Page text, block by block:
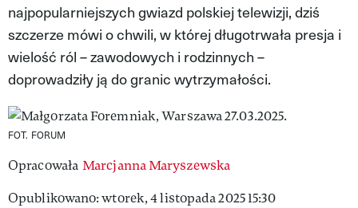
najpopularniejszych gwiazd polskiej telewizji, dziś
szczerze mówi o chwili, w której długotrwała presja i
wielość ról – zawodowych i rodzinnych –
doprowadziły ją do granic wytrzymałości.
FOT. FORUM
Opracowała Marcjanna Maryszewska
Opublikowano: wtorek, 4 listopada 2025 15:30